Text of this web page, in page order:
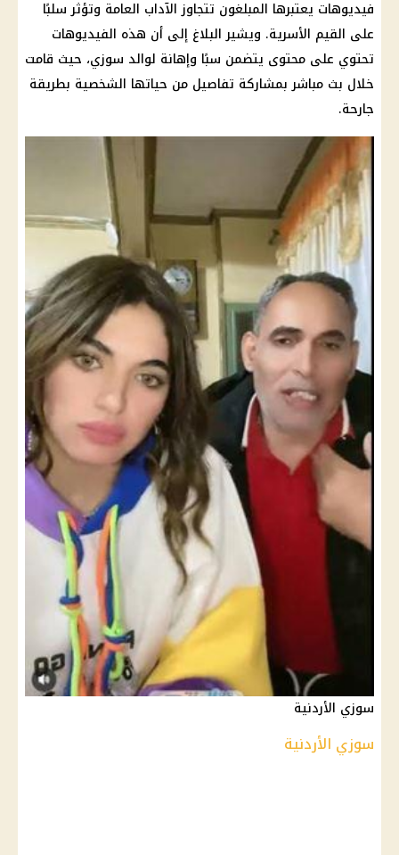
فيديوهات يعتبرها المبلغون تتجاوز الآداب العامة وتؤثر سلبًا
على القيم الأسرية. ويشير البلاغ إلى أن هذه الفيديوهات
تحتوي على محتوى يتضمن سبًا وإهانة لوالد سوزي، حيث قامت
خلال بث مباشر بمشاركة تفاصيل من حياتها الشخصية بطريقة
جارحة.
سوزي الأردنية
سوزي الأردنية